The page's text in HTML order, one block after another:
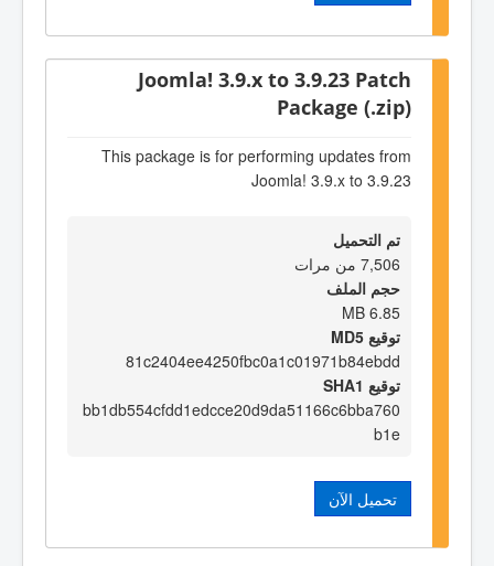
Joomla! 3.9.x to 3.9.23 Patch
Package (.zip)
This package is for performing updates from
Joomla! 3.9.x to 3.9.23
تم التحميل
7,506 من مرات
حجم الملف
6.85 MB
توقيع MD5
81c2404ee4250fbc0a1c01971b84ebdd
توقيع SHA1
bb1db554cfdd1edcce20d9da51166c6bba760
b1e
تحميل الآن